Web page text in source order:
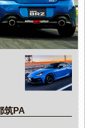
筑PA